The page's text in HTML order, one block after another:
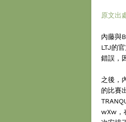
原文出
內藤與
LTJ的
錯誤，
之後，
的比賽
wXw，